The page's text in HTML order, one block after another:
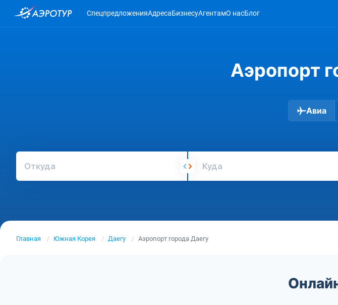
СпецпредложенияАдресаБизнесуАгентамО насБлог
Аэропорт
Авиа
Откуда Куда
Главная Южная Корея Даегу Аэропорт города Даегу